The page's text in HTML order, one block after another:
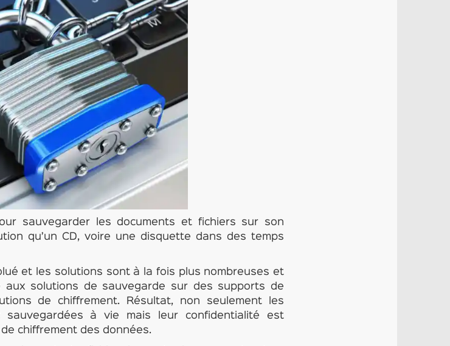
sauvegarder les documents et fichiers sur son
qu’un CD, voire une disquette dans des temps
et les solutions sont à la fois plus nombreuses et
aux solutions de sauvegarde sur des supports de
de chiffrement. Résultat, non seulement les
à vie mais leur confidentialité est
chiffrement des données.